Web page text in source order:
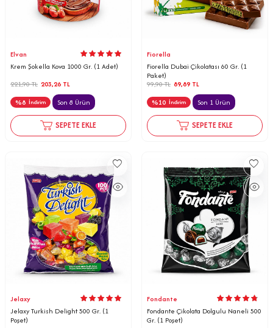
Elvan
Krem Şokella Kova 1000 Gr. (1 Adet)
221,90TL 203,26 TL
%8 İndirim Son 8 Ürün
SEPETE EKLE
Fiorella
Fiorella Dubai Çikolatası 60 Gr. (1
Paket)
99,90TL 89,89 TL
%10 İndirim Son 1 Ürün
SEPETE EKLE
Jelaxy
Jelaxy Turkish Delight 500 Gr. (1
Poşet)
Fondante
Fondante Çikolata Dolgulu Naneli 500
Gr. (1 Poşet)